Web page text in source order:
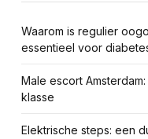
Waarom is regulier
essentieel voor
Male escort
klasse
Elektrische steps: een